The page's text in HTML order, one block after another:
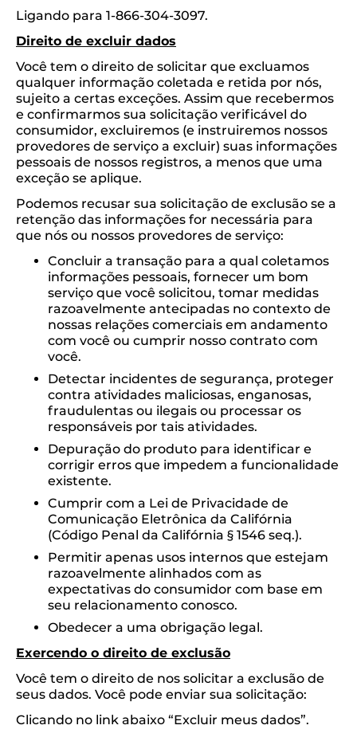
Ligando para 1-866-304-3097.
Direito de excluir dados
Você tem o direito de solicitar que excluamos
qualquer informação coletada e retida por nós,
sujeito a certas exceções. Assim que recebermos
e confirmarmos sua solicitação verificável do
consumidor, excluiremos (e instruiremos nossos
provedores de serviço a excluir) suas informações
pessoais de nossos registros, a menos que uma
exceção se aplique.
Podemos recusar sua solicitação de exclusão se a
retenção das informações for necessária para
que nós ou nossos provedores de serviço:
Concluir a transação para a qual coletamos
informações pessoais, fornecer um bom
serviço que você solicitou, tomar medidas
razoavelmente antecipadas no contexto de
nossas relações comerciais em andamento
com você ou cumprir nosso contrato com
você.
Detectar incidentes de segurança, proteger
contra atividades maliciosas, enganosas,
fraudulentas ou ilegais ou processar os
responsáveis ​​por tais atividades.
Depuração do produto para identificar e
corrigir erros que impedem a funcionalidade
existente.
Cumprir com a Lei de Privacidade de
Comunicação Eletrônica da Califórnia
(Código Penal da Califórnia § 1546 seq.).
Permitir apenas usos internos que estejam
razoavelmente alinhados com as
expectativas do consumidor com base em
seu relacionamento conosco.
Obedecer a uma obrigação legal.
Exercendo o direito de exclusão
Você tem o direito de nos solicitar a exclusão de
seus dados. Você pode enviar sua solicitação:
Clicando no link abaixo “Excluir meus dados”.